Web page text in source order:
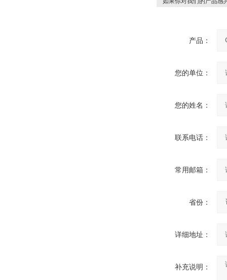
产品：
您的单位：
您的姓名：
联系电话：
常用邮箱：
省份：
详细地址：
补充说明：